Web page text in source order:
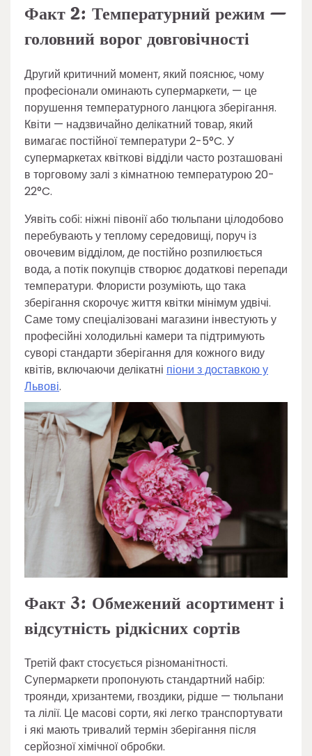
Факт 2: Температурний режим —
головний ворог довговічності
Другий критичний момент, який пояснює, чому
професіонали оминають супермаркети, — це
порушення температурного ланцюга зберігання.
Квіти — надзвичайно делікатний товар, який
вимагає постійної температури 2-5°C. У
супермаркетах квіткові відділи часто розташовані
в торговому залі з кімнатною температурою 20-
22°C.
Уявіть собі: ніжні півонії або тюльпани цілодобово
перебувають у теплому середовищі, поруч із
овочевим відділом, де постійно розпилюється
вода, а потік покупців створює додаткові перепади
температури. Флористи розуміють, що така
зберігання скорочує життя квітки мінімум удвічі.
Саме тому спеціалізовані магазини інвестують у
професійні холодильні камери та підтримують
суворі стандарти зберігання для кожного виду
квітів, включаючи делікатні піони з доставкою у
Львові.
Факт 3: Обмежений асортимент і
відсутність рідкісних сортів
Третій факт стосується різноманітності.
Супермаркети пропонують стандартний набір:
троянди, хризантеми, гвоздики, рідше — тюльпани
та лілії. Це масові сорти, які легко транспортувати
і які мають тривалий термін зберігання після
серйозної хімічної обробки.